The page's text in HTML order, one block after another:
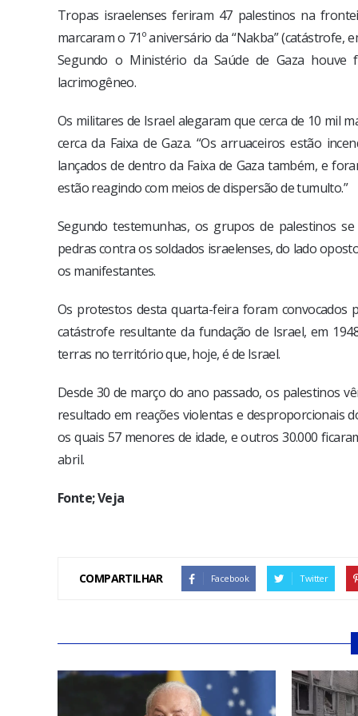
Tropas israelenses feriram 47 palestinos na
marcaram o 71º aniversário da “Nakba” (catástrofe,
Segundo o Ministério da Saúde de Gaza
lacrimogêneo.
Os militares de Israel alegaram que cerca de 10 mil
cerca da Faixa de Gaza. “Os arruaceiros estão
lançados de dentro da Faixa de Gaza também, e
estão reagindo com meios de dispersão de tumulto.”
Segundo testemunhas, os grupos de palestinos
pedras contra os soldados israelenses, do lado
os manifestantes.
Os protestos desta quarta-feira foram
catástrofe resultante da fundação de Israel, em
terras no território que, hoje, é de Israel.
Desde 30 de março do ano passado, os palestinos
resultado em reações violentas e desproporcionais
os quais 57 menores de idade, e outros 30.000
abril.
Fonte; Veja
COMPARTILHAR Facebook Twitter